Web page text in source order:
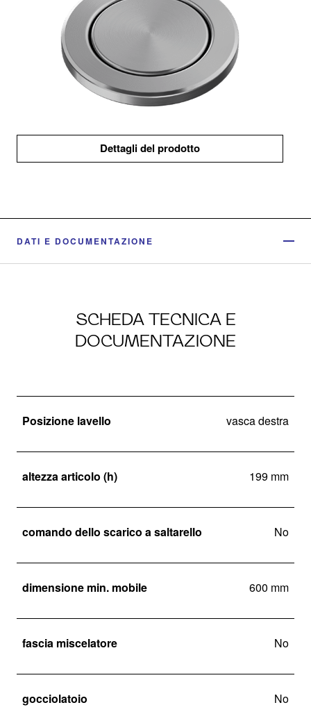
Dettagli del prodotto
DATI E DOCUMENTAZIONE
SCHEDA TECNICA E
DOCUMENTAZIONE
Posizione lavello vasca destra
altezza articolo (h) 199 mm
comando dello scarico a saltarello No
dimensione min. mobile 600 mm
fascia miscelatore No
gocciolatoio No